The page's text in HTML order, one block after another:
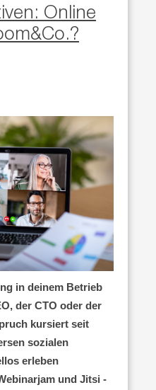
Online
in deinem Betrieb
der CTO oder der
kursiert seit
sozialen
erleben
und Jitsi -